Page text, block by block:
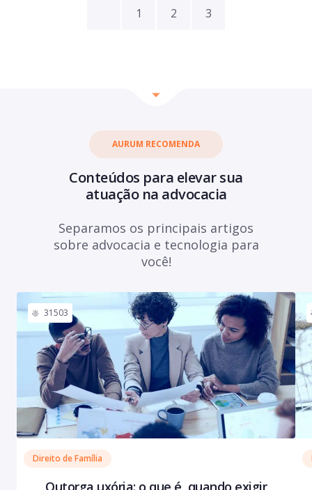
1 2 3
AURUM RECOMENDA
Conteúdos para elevar sua
atuação na advocacia
Separamos os principais artigos
sobre advocacia e tecnologia para
você!
31503
Direito de Família
Outorga uxória: o que é, quando exigir